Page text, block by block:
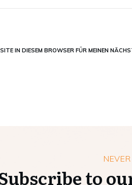
IN DIESEM BROWSER FÜR MEINEN
to